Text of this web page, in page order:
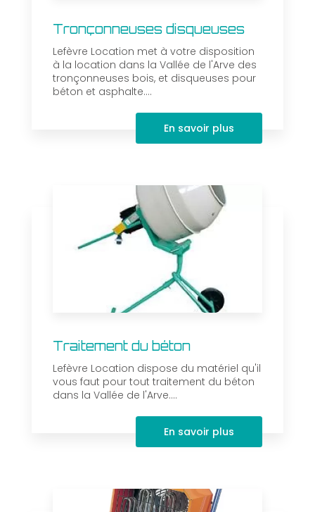
Tronçonneuses disqueuses
Lefèvre Location met à votre disposition
à la location dans la Vallée de l'Arve des
tronçonneuses bois, et disqueuses pour
béton et asphalte....
En savoir plus
Traitement du béton
Lefèvre Location dispose du matériel qu'il
vous faut pour tout traitement du béton
dans la Vallée de l'Arve....
En savoir plus